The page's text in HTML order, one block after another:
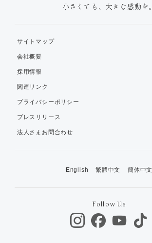
小さくても、大きな感動を。
サイトマップ
会社概要
採用情報
関連リンク
プライバシーポリシー
プレスリリース
法人さまお問合わせ
English 繁體中文 簡体中文
Follow Us